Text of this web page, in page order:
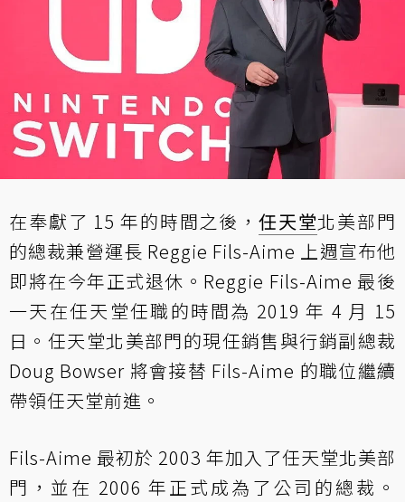
在奉獻了 15 年的時間之後， 任天堂北美部門
的總裁兼營運長 Reggie Fils-Aime 上週宣布他
即將在今年正式退休。Reggie Fils-Aime 最後
一天在任天堂任職的時間為 2019 年 4 月 15
日。任天堂北美部門的現任銷售與行銷副總裁
Doug Bowser 將會接替 Fils-Aime 的職位繼續
帶領任天堂前進。
Fils-Aime 最初於 2003 年加入了任天堂北美部
門，並在 2006 年正式成為了公司的總裁。